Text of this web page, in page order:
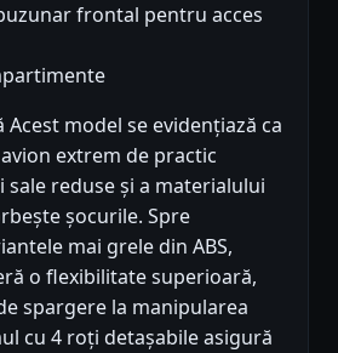
frontal pentru acces
Acest model se evidențiază ca
extrem de practic
reduse și a materialului
șocurile. Spre
mai grele din ABS,
o flexibilitate superioară,
spargere la manipularea
cu 4 roți detașabile asigură